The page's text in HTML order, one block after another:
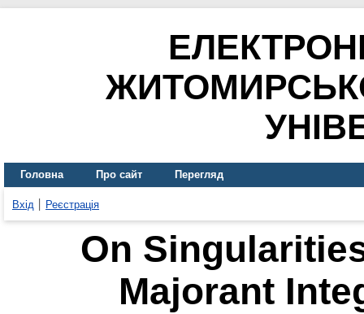
Головна Про сайт Перегляд
Вхід Реєстрація
On
Majorant